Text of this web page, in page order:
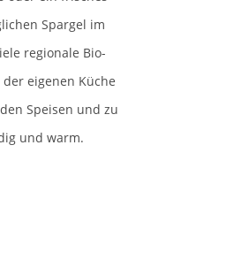
Spargel im
regionale Bio-
eigenen Küche
Speisen und zu
und warm.